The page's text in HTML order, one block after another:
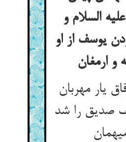
السلام و
یوسف از او
یار مهربان
صدیق را شد